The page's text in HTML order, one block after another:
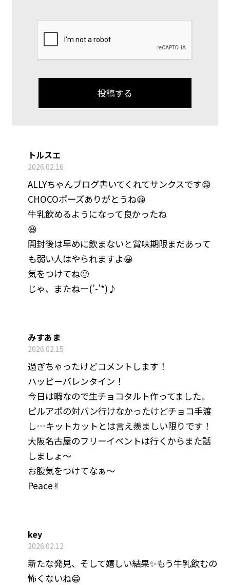
トルスエ
2026.02.16
ALLYちゃんブログ書いてくれてサンクスです😁
CHOCOポーズありがとうね😀
牛乳飲めるようになって良かったね
😆
開封後は早めに飲まないと賞味期限まだあって
も弱い人はやられますよ😀
気をつけてね🙂
じゃ、またねー(’-’*)♪
みすあま
2026.02.15
過ぎちゃったけどコメントします！
ハッピーバレンタイン！
今日は暇なので生チョコタルト作ってました。
ピルアポの対バン行けなかったけどチョコ手渡
し…キットカットとは言え羨ましい限りです！
大阪名古屋のフリーイベントは行くからまた話
しましょ〜
お腹気をつけてなぁ〜
Peace✌︎
key
2026.02.12
新たな発見、そして嬉しい結果✨もう牛乳飲むの
怖くないね😁